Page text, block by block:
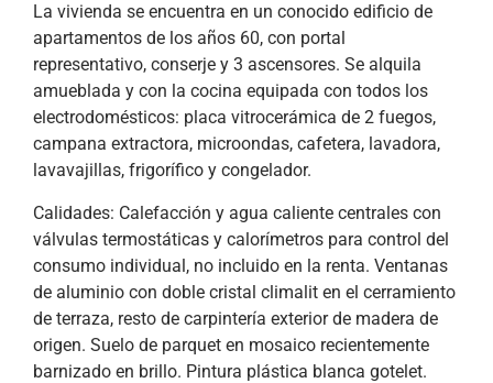
La vivienda se encuentra en un conocido edificio de
apartamentos de los años 60, con portal
representativo, conserje y 3 ascensores. Se alquila
amueblada y con la cocina equipada con todos los
electrodomésticos: placa vitrocerámica de 2 fuegos,
campana extractora, microondas, cafetera, lavadora,
lavavajillas, frigorífico y congelador.
Calidades: Calefacción y agua caliente centrales con
válvulas termostáticas y calorímetros para control del
consumo individual, no incluido en la renta. Ventanas
de aluminio con doble cristal climalit en el cerramiento
de terraza, resto de carpintería exterior de madera de
origen. Suelo de parquet en mosaico recientemente
barnizado en brillo. Pintura plástica blanca gotelet.